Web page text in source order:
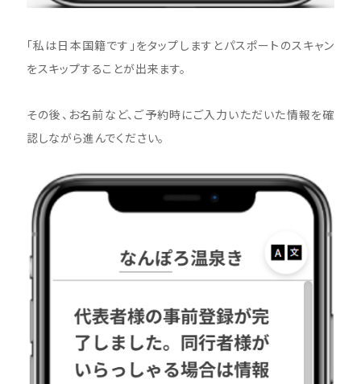
「私は日本国籍です」をタップしますとパスポートのスキャン
をスキップすることが出来ます。
その後、お名前など、ご予約時にご入力いただいた情報を確
認しながら進んでください。